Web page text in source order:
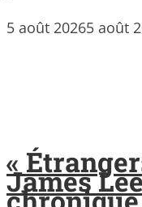
5 août 20265 août
«
James